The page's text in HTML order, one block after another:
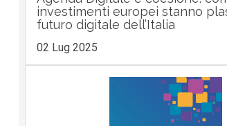
investimenti europei stanno
futuro digitale dell’Italia
02 Lug 2025